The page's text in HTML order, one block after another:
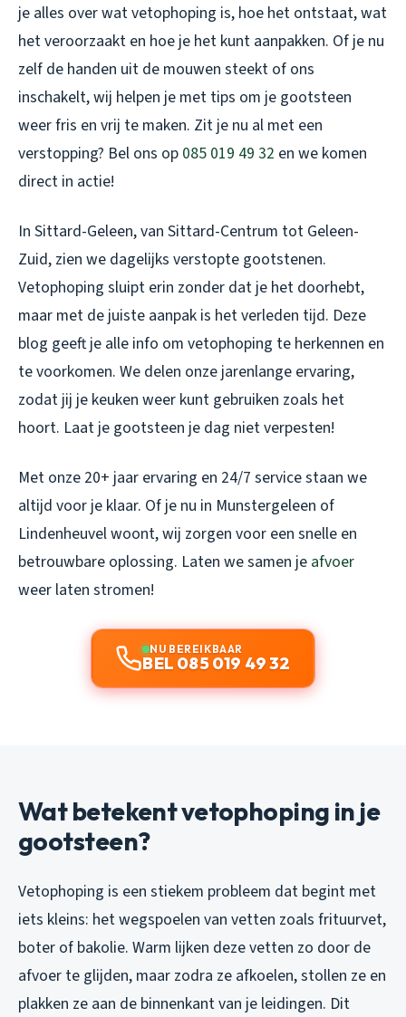
je alles over wat vetophoping is, hoe het ontstaat, wat
het veroorzaakt en hoe je het kunt aanpakken. Of je nu
zelf de handen uit de mouwen steekt of ons
inschakelt, wij helpen je met tips om je gootsteen
weer fris en vrij te maken. Zit je nu al met een
verstopping? Bel ons op 085 019 49 32 en we komen
direct in actie!
In Sittard-Geleen, van Sittard-Centrum tot Geleen-
Zuid, zien we dagelijks verstopte gootstenen.
Vetophoping sluipt erin zonder dat je het doorhebt,
maar met de juiste aanpak is het verleden tijd. Deze
blog geeft je alle info om vetophoping te herkennen en
te voorkomen. We delen onze jarenlange ervaring,
zodat jij je keuken weer kunt gebruiken zoals het
hoort. Laat je gootsteen je dag niet verpesten!
Met onze 20+ jaar ervaring en 24/7 service staan we
altijd voor je klaar. Of je nu in Munstergeleen of
Lindenheuvel woont, wij zorgen voor een snelle en
betrouwbare oplossing. Laten we samen je afvoer
weer laten stromen!
NU BEREIKBAAR
BEL 085 019 49 32
Wat betekent vetophoping in je
gootsteen?
Vetophoping is een stiekem probleem dat begint met
iets kleins: het wegspoelen van vetten zoals frituurvet,
boter of bakolie. Warm lijken deze vetten zo door de
afvoer te glijden, maar zodra ze afkoelen, stollen ze en
plakken ze aan de binnenkant van je leidingen. Dit